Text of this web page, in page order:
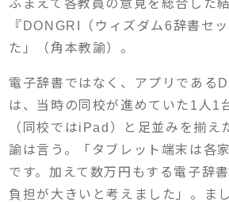
ふまえて各教員の意見を総合した結
『DONGRI（ウィズダム6辞書セ
た」（角本教諭）。
電子辞書ではなく、アプリである
は、当時の同校が進めていた1人1
（同校ではiPad）と足並みを揃え
諭は言う。「タブレット端末は各
です。加えて数万円もする電子辞
負担が大きいと考えました」。ま